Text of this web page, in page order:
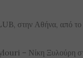
στην Αθήνα, από το
– Νίκη Ξυλούρη